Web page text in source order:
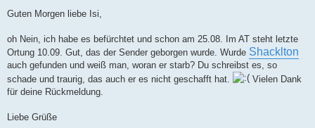
i
a
Guten Morgen liebe Isi,
oh Nein, ich habe es befürchtet und schon am 25.08. Im AT steht letzte
Ortung 10.09. Gut, das der Sender geborgen wurde. Wurde Shacklton
auch gefunden und weiß man, woran er starb? Du schreibst es, so
schade und traurig, das auch er es nicht geschafft hat.
Vielen Dank
für deine Rückmeldung.
Liebe Grüße